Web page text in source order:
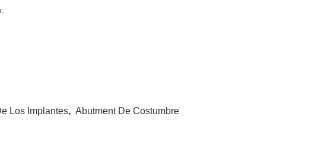
Los Implantes, Abutment De Costumbre